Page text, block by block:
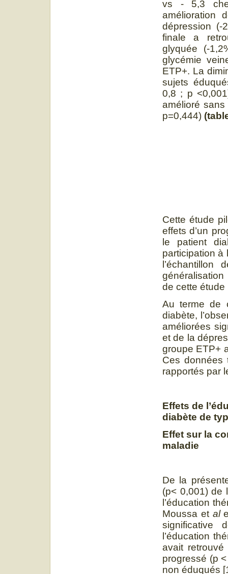
vs - 5,3
amélioration
dépression (-
finale a
glyquée (-
glycémie
ETP+. La
sujets
0,8 ; p
amélioré
p=0,444)
Cette étude
effets d’un
le patient
participation à
de cette étude
Au terme de
diabète,
améliorées
et de la
groupe ETP+
Ces données
rapportés par
Effets de
diabète de
Effet sur la
maladie
De la
(p< 0,001) de
l’éducation
Moussa et al
significative
l’éducation
avait
progressé (p
non éduqués